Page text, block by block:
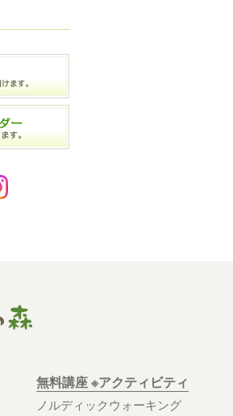
無料講座 ※アクティビティ
ノルディックウォーキング